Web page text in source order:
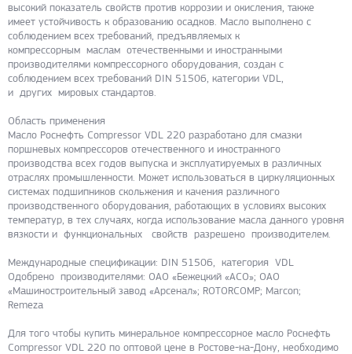
высокий показатель свойств против коррозии и окисления, также
имеет устойчивость к образованию осадков. Масло выполнено с
соблюдением всех требований, предъявляемых к
компрессорным маслам отечественными и иностранными
производителями компрессорного оборудования, создан с
соблюдением всех требований DIN 51506, категории VDL,
и других мировых стандартов.
Область применения
Масло Роснефть Compressor VDL 220 разработано для смазки
поршневых компрессоров отечественного и иностранного
производства всех годов выпуска и эксплуатируемых в различных
отраслях промышленности. Может использоваться в циркуляционных
системах подшипников скольжения и качения различного
производственного оборудования, работающих в условиях высоких
температур, в тех случаях, когда использование масла данного уровня
вязкости и функциональных свойств разрешено производителем.
Международные спецификации: DIN 51506, категория VDL
Одобрено производителями: ОАО «Бежецкий «АСО»; ОАО
«Машиностроительный завод «Арсенал»; ROTORCOMP; Marcon;
Remeza
Для того чтобы купить минеральное компрессорное масло Роснефть
Compressor VDL 220 по оптовой цене в Ростове-на-Дону, необходимо